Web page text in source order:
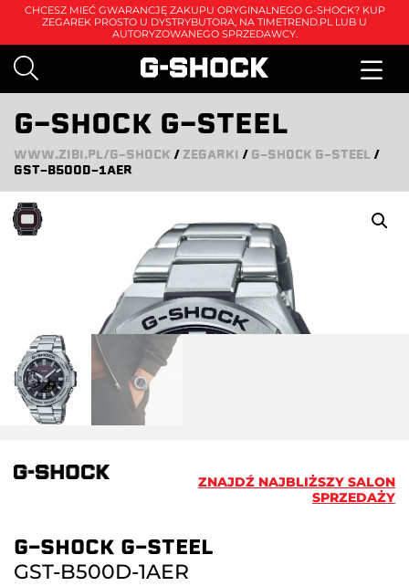
CHCESZ MIEĆ GWARANCJĘ ZAKUPU ORYGINALNEGO G-SHOCK? KUP
ZEGAREK PROSTO U DYSTRYBUTORA, NA TIMETREND.PL LUB U
AUTORYZOWANEGO SPRZEDAWCY.
G-SHOCK G-STEEL
WWW.ZIBI.PL/G-SHOCK / ZEGARKI / G-SHOCK G-STEEL/
GST-B500D-1AER
ZNAJDŹ NAJBLIŻSZY SALON
SPRZEDAŻY
G-SHOCK G-STEEL
GST-B500D-1AER